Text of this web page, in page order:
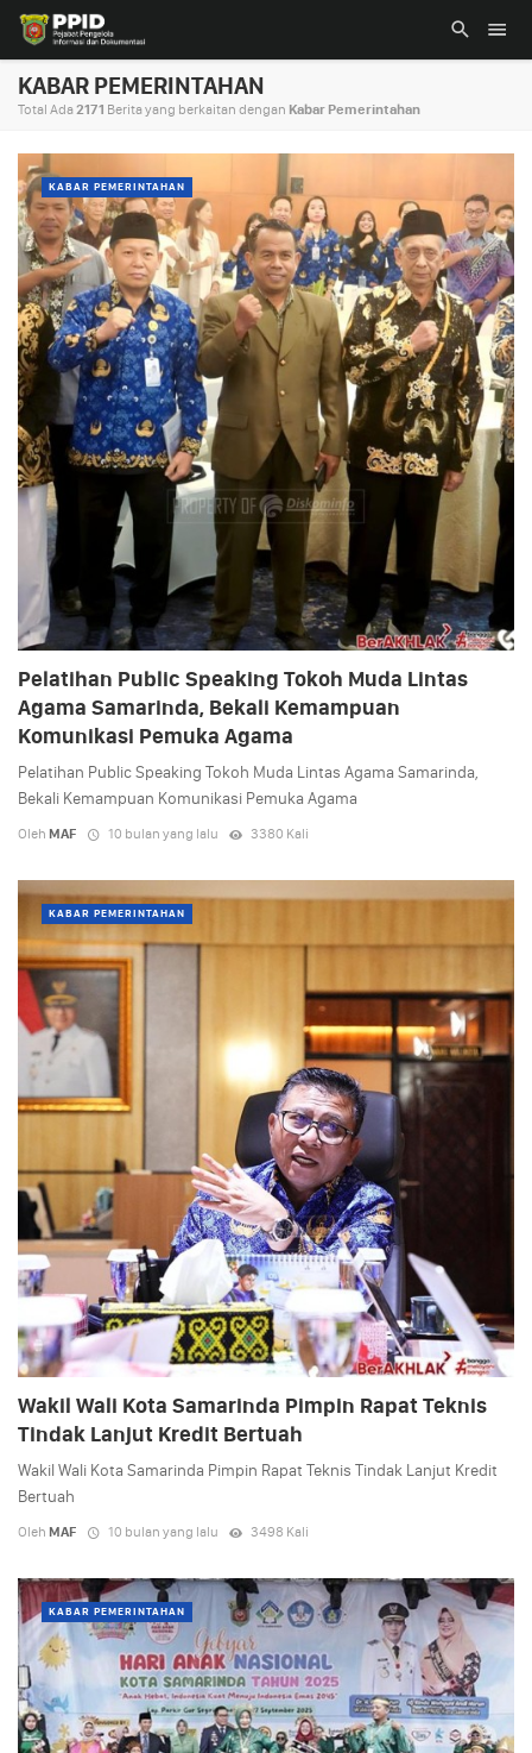
KABAR PEMERINTAHAN
Total Ada2171 Berita yang berkaitan dengan Kabar Pemerintahan
KABAR PEMERINTAHAN
Pelatihan Public Speaking Tokoh Muda Lintas
Agama Samarinda, Bekali Kemampuan
Komunikasi Pemuka Agama
Pelatihan Public Speaking Tokoh Muda Lintas Agama Samarinda,
Bekali Kemampuan Komunikasi Pemuka Agama
Oleh MAF 10 bulan yang lalu 3380 Kali
KABAR PEMERINTAHAN
Wakil Wali Kota Samarinda Pimpin Rapat Teknis
Tindak Lanjut Kredit Bertuah
Wakil Wali Kota Samarinda Pimpin Rapat Teknis Tindak Lanjut Kredit
Bertuah
Oleh MAF 10 bulan yang lalu 3498 Kali
KABAR PEMERINTAHAN